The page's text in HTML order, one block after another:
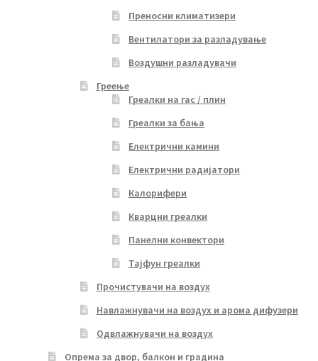
Преносни климатизери
Вентилатори за разладување
Воздушни разладувачи
Греење
Греалки на гас / плин
Греалки за бања
Електрични камини
Електрични радијатори
Калорифери
Кварцни греалки
Панелни конвектори
Тајфун греалки
Прочистувачи на воздух
Навлажнувачи на воздух и арома дифузери
Одвлажнувачи на воздух
Опрема за двор, балкон и градина